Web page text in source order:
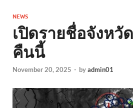
NEWS
เปิดรายชื่อจังหวั
คืนนี้
November 20, 2025 - byadmin01